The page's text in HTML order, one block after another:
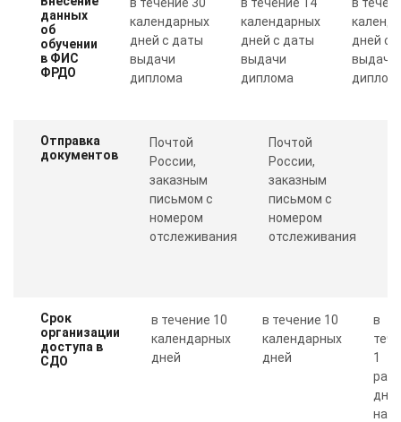
данных
об
обучении
в ФИС
ФРДО
календарных
дней с даты
выдачи
диплома
календарных
дней с даты
выдачи
диплома
дней с
выдачи
Отправка
документов
Почтой
России,
заказным
письмом с
номером
отслеживания
Почтой
России,
заказным
письмом с
номером
отслеживания
Срок
организации
доступа в
СДО
в течение 10
календарных
дней
в течение 10
календарных
дней
в
1
дня